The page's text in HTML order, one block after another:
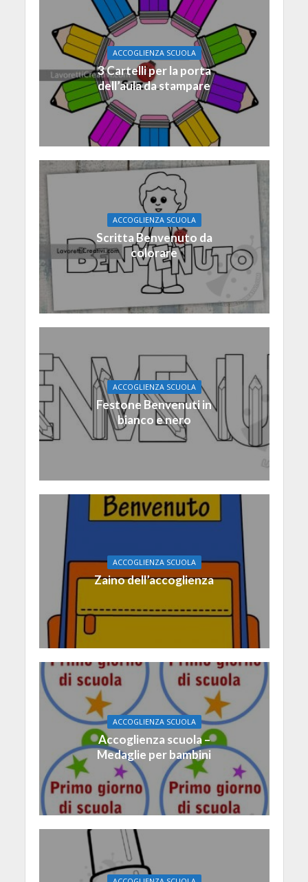
ACCOGLIENZA SCUOLA
3 Cartelli per la porta
dell’aula da stampare
ACCOGLIENZA SCUOLA
Scritta Benvenuto da
colorare
ACCOGLIENZA SCUOLA
Festone Benvenuti in
bianco e nero
ACCOGLIENZA SCUOLA
Zaino dell’accoglienza
ACCOGLIENZA SCUOLA
Accoglienza scuola –
Medaglie per bambini